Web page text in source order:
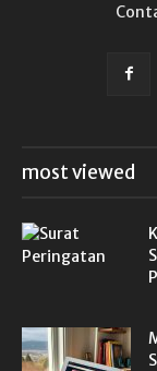
most viewed